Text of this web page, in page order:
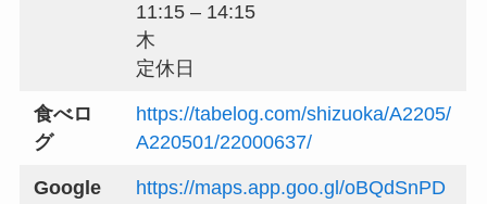
11:15 – 14:15
木
定休日
食べロ
グ
https://tabelog.com/shizuoka/A2205/
A220501/22000637/
Google
https://maps.app.goo.gl/oBQdSnPD